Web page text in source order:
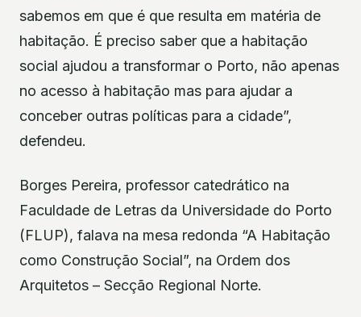
sabemos em que é que resulta em matéria de
habitação. É preciso saber que a habitação
social ajudou a transformar o Porto, não apenas
no acesso à habitação mas para ajudar a
conceber outras políticas para a cidade”,
defendeu.
Borges Pereira, professor catedrático na
Faculdade de Letras da Universidade do Porto
(FLUP), falava na mesa redonda “A Habitação
como Construção Social”, na Ordem dos
Arquitetos – Secção Regional Norte.